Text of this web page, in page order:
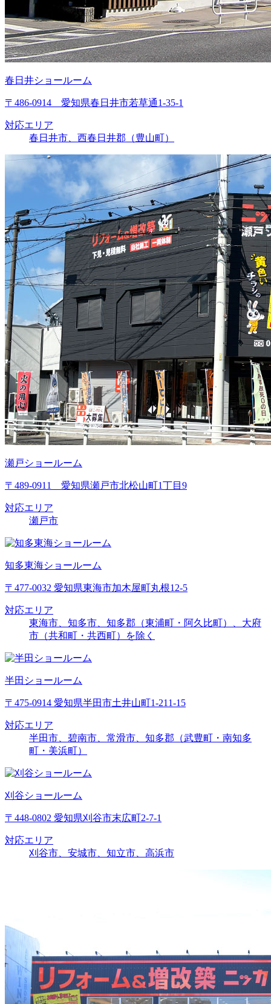
春日井ショールーム
〒486-0914 愛知県春日井市若草通1-35-1
対応エリア
春日井市、西春日井郡（豊山町）
瀬戸ショールーム
〒489-0911 愛知県瀬戸市北松山町1丁目9
対応エリア
瀬戸市
知多東海ショールーム
〒477-0032 愛知県東海市加木屋町丸根12-5
対応エリア
東海市、知多市、知多郡（東浦町・阿久比町）、大府
市（共和町・共西町）を除く
半田ショールーム
〒475-0914 愛知県半田市土井山町1-211-15
対応エリア
半田市、碧南市、常滑市、知多郡（武豊町・南知多
町・美浜町）
刈谷ショールーム
〒448-0802 愛知県刈谷市末広町2-7-1
対応エリア
刈谷市、安城市、知立市、高浜市